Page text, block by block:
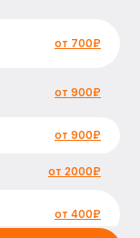
от 700₽
от 900₽
от 900₽
от 2000₽
от 400₽